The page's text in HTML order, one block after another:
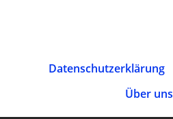
Datenschutz­erklärung
Über uns